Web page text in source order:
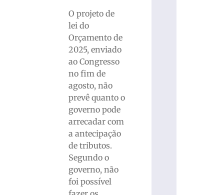
O projeto de
lei do
Orçamento de
2025, enviado
ao Congresso
no fim de
agosto, não
prevê quanto o
governo pode
arrecadar com
a antecipação
de tributos.
Segundo o
governo, não
foi possível